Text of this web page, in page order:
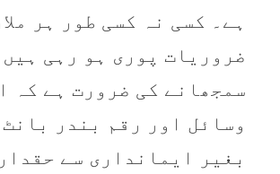
ہے۔ کسی نہ کسی طور ہر
ضروریات پوری ہو رہی
سمجھانے کی ضرورت ہے کہ
وسائل اور رقم بندر
بغیر ایمانداری سے